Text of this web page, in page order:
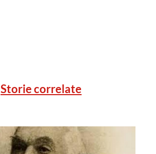
Storie correlate